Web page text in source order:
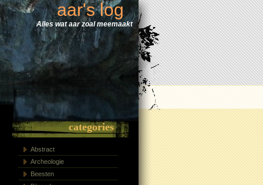
aar's log
Alles wat aar zoal meemaakt
categories
Abstract
Archeologie
Beesten